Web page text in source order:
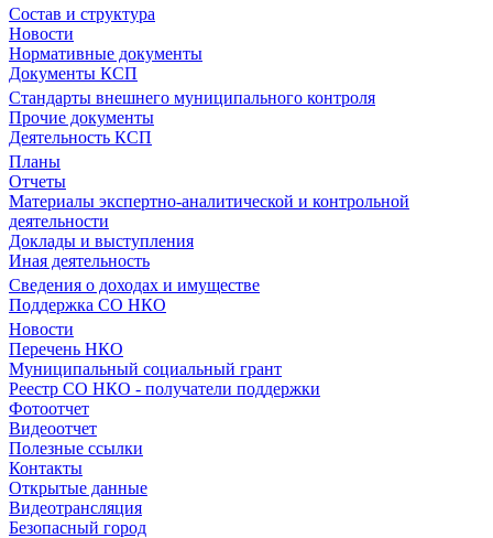
Состав и структура
Новости
Нормативные документы
Документы КСП
Стандарты внешнего муниципального контроля
Прочие документы
Деятельность КСП
Планы
Отчеты
Материалы экспертно-аналитической и контрольной
деятельности
Доклады и выступления
Иная деятельность
Сведения о доходах и имуществе
Поддержка СО НКО
Новости
Перечень НКО
Муниципальный социальный грант
Реестр СО НКО - получатели поддержки
Фотоотчет
Видеоотчет
Полезные ссылки
Контакты
Открытые данные
Видеотрансляция
Безопасный город